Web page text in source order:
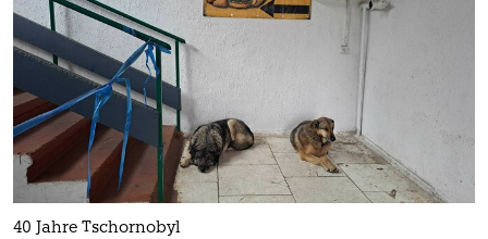
40 Jahre Tschornobyl